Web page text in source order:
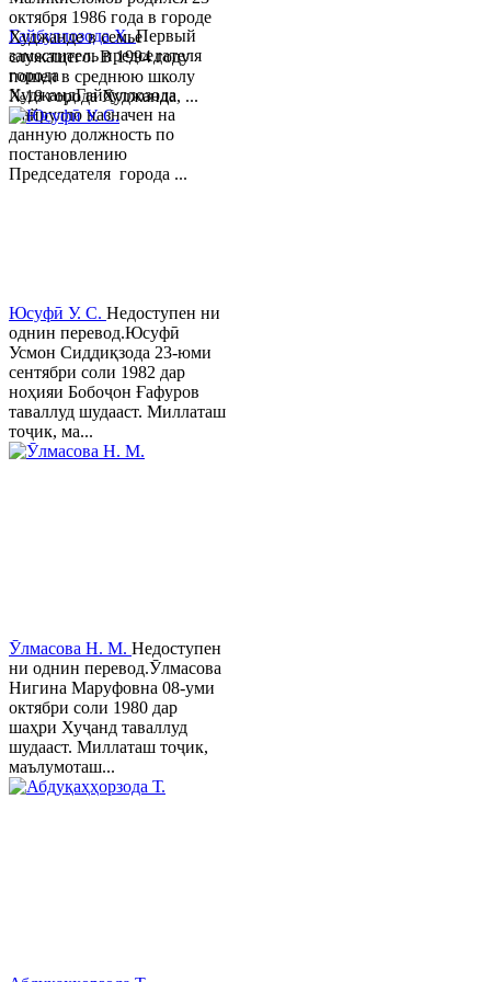
Гайбуллозода Х.Первый
заместитель председателя
города
ХуджандГайбуллозода
Хайрулло назначен на
данную должность по
постановлению
Председателя города ...
октября 1986 года в городе
Худжанде в семье
служащего. В 1994 году
пошел в среднюю школу
№18 города Худжанда, ...
Юсуфӣ У. C. Недоступен ни
однин перевод.Юсуфӣ
Усмон Сиддиқзода 23-юми
сентябри соли 1982 дар
ноҳияи Бобоҷон Ғафуров
таваллуд шудааст. Миллаташ
тоҷик, ма...
Ӯлмасова Н. М. Недоступен
ни однин перевод.Ӯлмасова
Нигина Маруфовна 08-уми
октябри соли 1980 дар
шаҳри Хуҷанд таваллуд
шудааст. Миллаташ тоҷик,
маълумоташ...